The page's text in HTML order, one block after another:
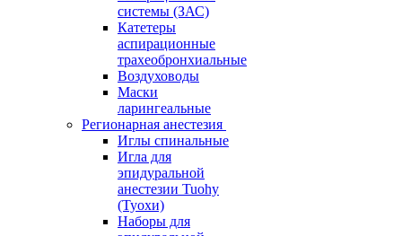
системы (ЗАС)
Катетеры
аспирационные
трахеобронхиальные
Воздуховоды
Маски
ларингеальные
Регионарная анестезия
Иглы спинальные
Игла для
эпидуральной
анестезии Tuohy
(Туохи)
Наборы для